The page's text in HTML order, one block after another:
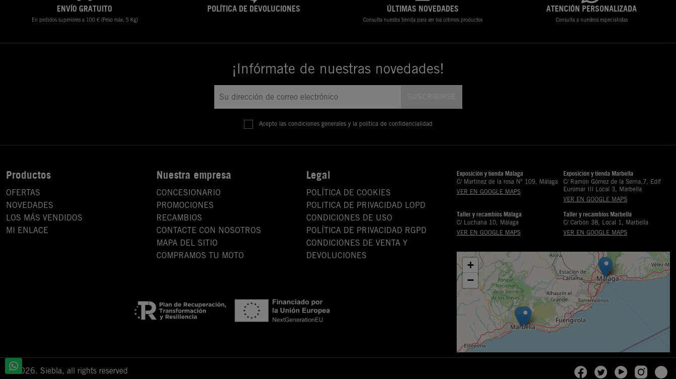
ENVÍO GRATUITO
En pedidos superiores a 100 € (Peso máx. 5 Kg)
POLÍTICA DE DEVOLUCIONES ÚLTIMAS NOVEDADES
Consulta nuestra tienda para ver los últimos productos
ATENCIÓN PERSONALIZADA
Consulta a nuestros especialistas
¡Infórmate de nuestras novedades!
Acepto las condiciones generales y la política de confidencialidad
Productos
OFERTAS
NOVEDADES
LOS MÁS VENDIDOS
MI ENLACE
Nuestra empresa
CONCESIONARIO
PROMOCIONES
RECAMBIOS
CONTACTE CON NOSOTROS
MAPA DEL SITIO
COMPRAMOS TU MOTO
Legal
POLÍTICA DE COOKIES
POLITICA DE PRIVACIDAD LOPD
CONDICIONES DE USO
POLÍTICA DE PRIVACIDAD RGPD
CONDICIONES DE VENTA Y
DEVOLUCIONES
Exposición y tienda Málaga
C/ Martinez de la rosa Nº 109, Málaga
VER EN GOOGLE MAPS
Exposición y tienda Marbella
C/ Ramón Gómez de la Serna,7, Edif
Euromar III Local 3, Marbella
VER EN GOOGLE MAPS
Taller y recambios Málaga
C/ Luchana 10, Málaga
VER EN GOOGLE MAPS
Taller y recambios Marbella
C/ Carbón 38, Local 1, Marbella
VER EN GOOGLE MAPS
+
−
© 2026. Siebla, all rights reserved